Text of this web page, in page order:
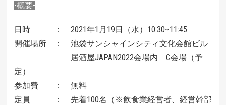
-概要-
日時 ： 2021年1月19日（水）10:30~11:45
開催場所 ： 池袋サンシャインシティ文化会館ビル
居酒屋JAPAN2022会場内 C会場（予
定）
参加費 ： 無料
定員 ： 先着100名（※飲食業経営者、経営幹部